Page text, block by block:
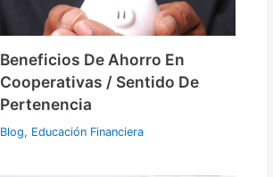
Beneficios De Ahorro En
Cooperativas / Sentido De
Pertenencia
Blog, Educación Financiera